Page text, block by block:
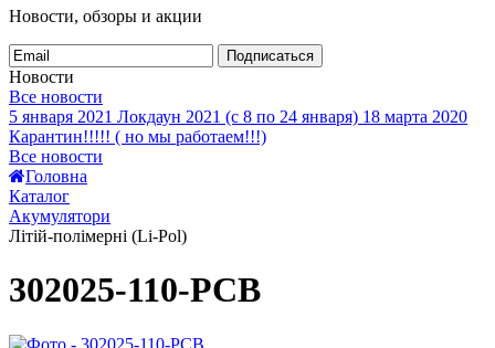
Новости, обзоры и акции
Подписаться
Новости
Все новости
5 января 2021 Локдаун 2021 (с 8 по 24 января) 18 марта 2020
Карантин!!!!! ( но мы работаем!!!)
Все новости
Головна
Каталог
Акумулятори
Літій-полімерні (Li-Pol)
302025-110-PCB